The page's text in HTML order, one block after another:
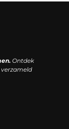
Ontdek